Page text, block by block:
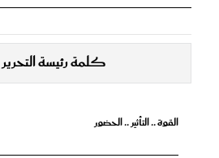
كلمة رئيسة التحرير
القوة .. التأثير .. الحضور